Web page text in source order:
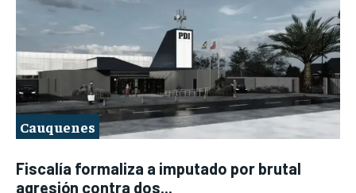
Cauquenes
Fiscalía formaliza a imputado por brutal
agresión contra dos...